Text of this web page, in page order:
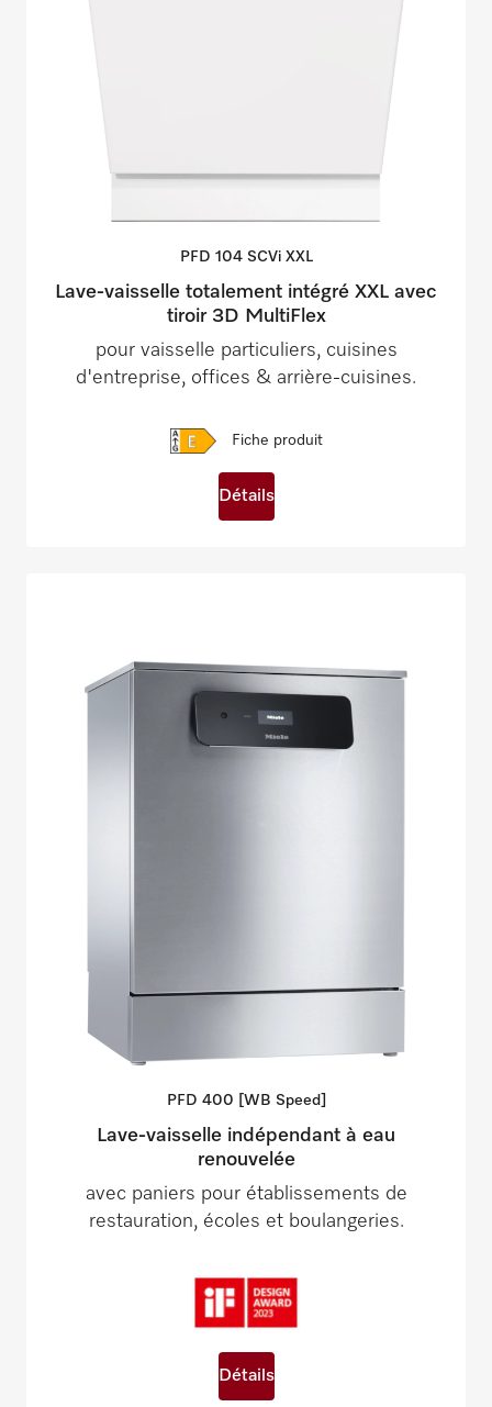
PFD 104 SCVi XXL
Lave-vaisselle totalement intégré XXL avec
tiroir 3D MultiFlex
pour vaisselle particuliers, cuisines
d'entreprise, offices & arrière-cuisines.
Fiche produit
Détails
PFD 400 [WB Speed]
Lave-vaisselle indépendant à eau
renouvelée
avec paniers pour établissements de
restauration, écoles et boulangeries.
Détails